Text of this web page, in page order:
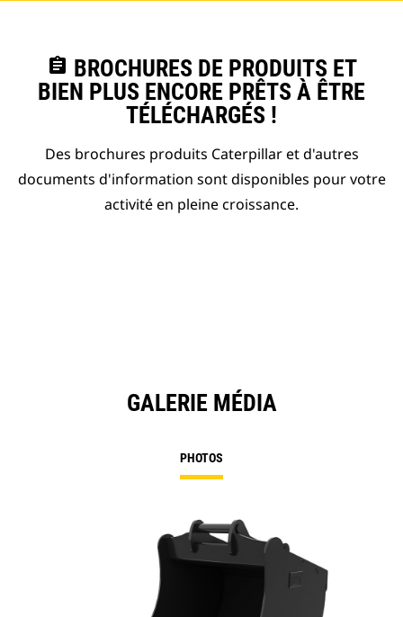
assignment BROCHURES DE PRODUITS ET
BIEN PLUS ENCORE PRÊTS À ÊTRE
TÉLÉCHARGÉS !
Des brochures produits Caterpillar et d'autres
documents d'information sont disponibles pour votre
activité en pleine croissance.
GALERIE MÉDIA
PHOTOS